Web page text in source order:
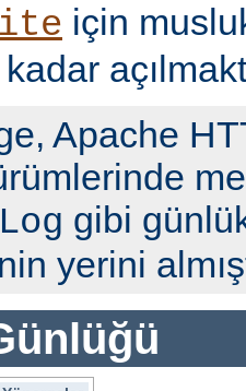
için
Apache
gibi
yerini